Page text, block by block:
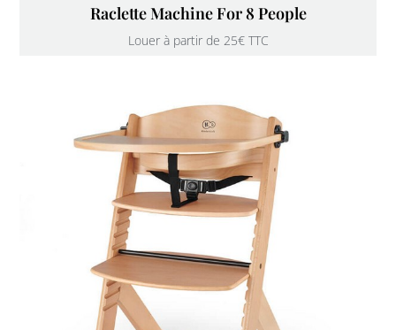
Raclette Machine For 8 People
Louer à partir de 25€ TTC